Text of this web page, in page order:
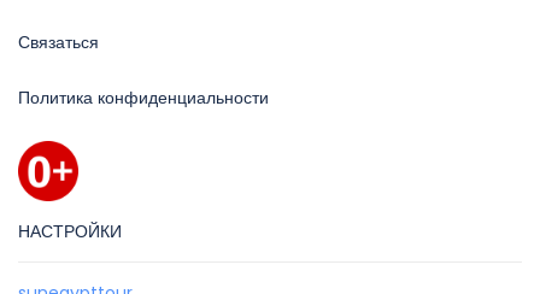
Связаться
Политика конфиденциальности
НАСТРОЙКИ